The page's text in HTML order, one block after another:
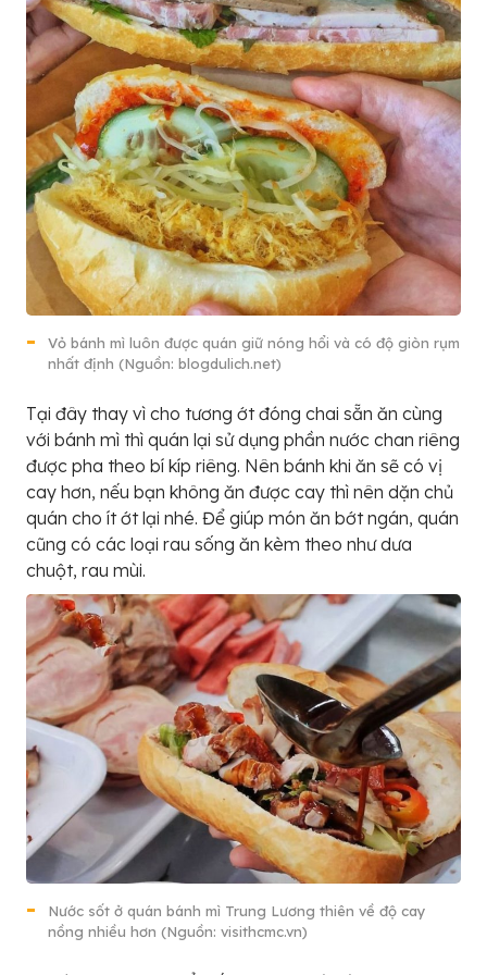
Vỏ bánh mì luôn được quán giữ nóng hổi và có độ giòn rụm
nhất định (Nguồn: blogdulich.net)
Tại đây thay vì cho tương ớt đóng chai sẵn ăn cùng
với bánh mì thì quán lại sử dụng phần nước chan riêng
được pha theo bí kíp riêng. Nên bánh khi ăn sẽ có vị
cay hơn, nếu bạn không ăn được cay thì nên dặn chủ
quán cho ít ớt lại nhé. Để giúp món ăn bớt ngán, quán
cũng có các loại rau sống ăn kèm theo như dưa
chuột, rau mùi.
Nước sốt ở quán bánh mì Trung Lương thiên về độ cay
nồng nhiều hơn (Nguồn: visithcmc.vn)